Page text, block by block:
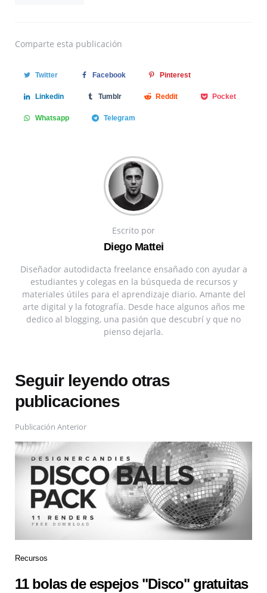
Comparte esta publicación
Twitter Facebook Pinterest
Linkedin Tumblr Reddit Pocket
Whatsapp Telegram
Escrito por
Diego Mattei
Diseñador autodidacta freelance ensañado con ayudar a
estudiantes y colegas en la búsqueda de recursos y
materiales útiles para el aprendizaje diario. Amante del
arte digital y la fotografía. Desde hace algunos años me
dedico al blogging, una pasión que descubrí y que no
pienso dejarla.
Seguir leyendo otras
publicaciones
Publicación Anterior
Recursos
11 bolas de espejos "Disco" gratuitas